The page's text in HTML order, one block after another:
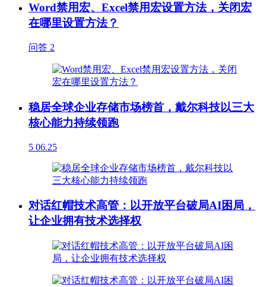
Word禁用宏、Excel禁用宏设置方法，关闭宏
在哪里设置方法？
问答 2
稳居全球企业存储市场榜首，戴尔科技以三大
核心能力持续领跑
5 06.25
对话红帽技术高管：以开放平台破局AI困局，
让企业拥有技术选择权